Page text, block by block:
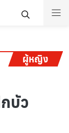
ผู้หญิง
บัว